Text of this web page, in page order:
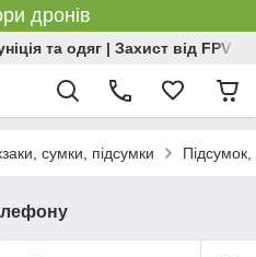
дронів
та одяг | Захист від FPV |
сумки, підсумки